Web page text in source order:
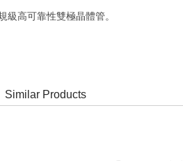
級高可靠性雙極晶體管。
Similar Products